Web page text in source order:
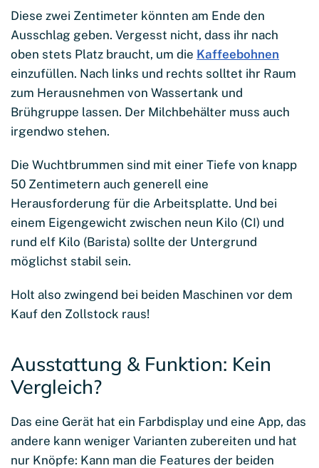
Diese zwei Zentimeter könnten am Ende den
Ausschlag geben. Vergesst nicht, dass ihr nach
oben stets Platz braucht, um die Kaffeebohnen
einzufüllen. Nach links und rechts solltet ihr Raum
zum Herausnehmen von Wassertank und
Brühgruppe lassen. Der Milchbehälter muss auch
irgendwo stehen.
Die Wuchtbrummen sind mit einer Tiefe von knapp
50 Zentimetern auch generell eine
Herausforderung für die Arbeitsplatte. Und bei
einem Eigengewicht zwischen neun Kilo (CI) und
rund elf Kilo (Barista) sollte der Untergrund
möglichst stabil sein.
Holt also zwingend bei beiden Maschinen vor dem
Kauf den Zollstock raus!
Ausstattung & Funktion: Kein
Vergleich?
Das eine Gerät hat ein Farbdisplay und eine App, das
andere kann weniger Varianten zubereiten und hat
nur Knöpfe: Kann man die Features der beiden